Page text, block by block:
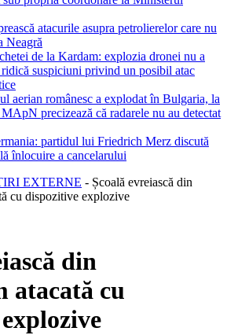
atacurile asupra petrolierelor care nu
Neagră
de la Kardam: explozia dronei nu a
ridică suspiciuni privind un posibil atac
aerian românesc a explodat în Bulgaria, la
precizează că radarele nu au detectat
partidul lui Friedrich Merz discută
înlocuire a cancelarului
EXTERNE - Școală evreiască din
cu dispozitive explozive
din
atacată cu